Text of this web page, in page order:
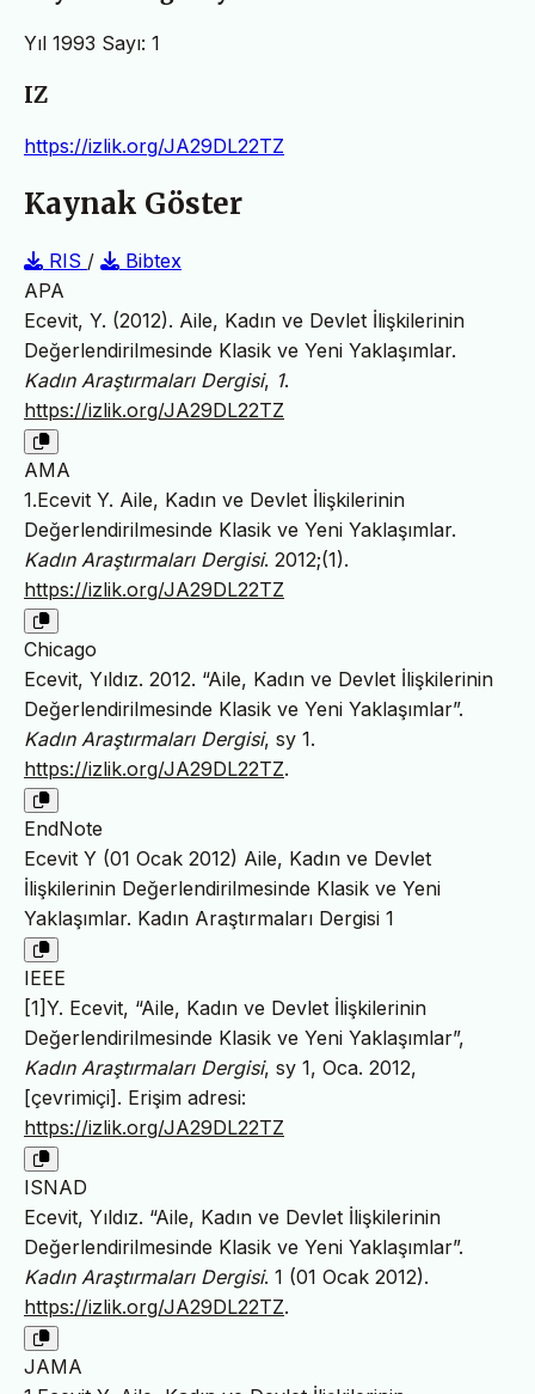
Yıl 1993 Sayı: 1
IZ
https://izlik.org/JA29DL22TZ
Kaynak Göster
RIS /
Bibtex
APA
Ecevit, Y. (2012). Aile, Kadın ve Devlet İlişkilerinin
Değerlendirilmesinde Klasik ve Yeni Yaklaşımlar.
Kadın Araştırmaları Dergisi, 1.
https://izlik.org/JA29DL22TZ
AMA
1.Ecevit Y. Aile, Kadın ve Devlet İlişkilerinin
Değerlendirilmesinde Klasik ve Yeni Yaklaşımlar.
Kadın Araştırmaları Dergisi. 2012;(1).
https://izlik.org/JA29DL22TZ
Chicago
Ecevit, Yıldız. 2012. “Aile, Kadın ve Devlet İlişkilerinin
Değerlendirilmesinde Klasik ve Yeni Yaklaşımlar”.
Kadın Araştırmaları Dergisi, sy 1.
https://izlik.org/JA29DL22TZ.
EndNote
Ecevit Y (01 Ocak 2012) Aile, Kadın ve Devlet
İlişkilerinin Değerlendirilmesinde Klasik ve Yeni
Yaklaşımlar. Kadın Araştırmaları Dergisi 1
IEEE
[1]Y. Ecevit, “Aile, Kadın ve Devlet İlişkilerinin
Değerlendirilmesinde Klasik ve Yeni Yaklaşımlar”,
Kadın Araştırmaları Dergisi, sy 1, Oca. 2012,
[çevrimiçi]. Erişim adresi:
https://izlik.org/JA29DL22TZ
ISNAD
Ecevit, Yıldız. “Aile, Kadın ve Devlet İlişkilerinin
Değerlendirilmesinde Klasik ve Yeni Yaklaşımlar”.
Kadın Araştırmaları Dergisi. 1 (01 Ocak 2012).
https://izlik.org/JA29DL22TZ.
JAMA